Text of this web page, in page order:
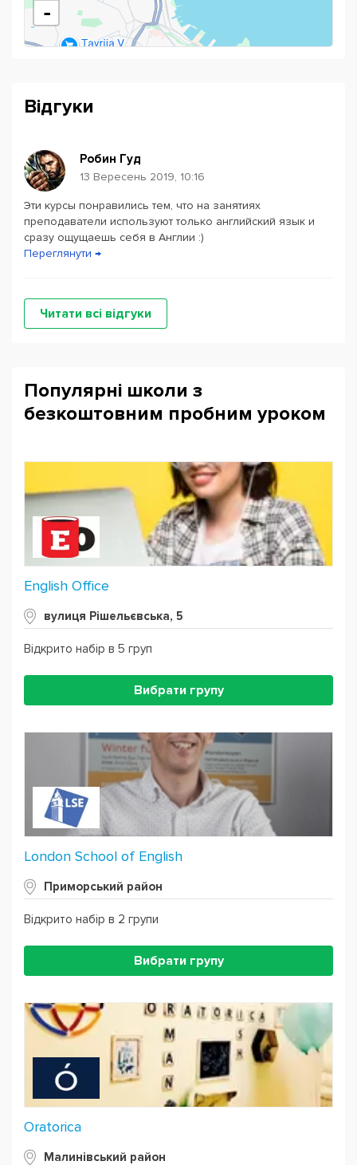
-
Powered byLeaflet— © Google 2026
Відгуки
Робин Гуд
13 Вересень 2019, 10:16
Эти курсы понравились тем, что на занятиях
преподаватели используют только английский язык и
сразу ощущаешь себя в Англии :)
Переглянути →
Читати всі відгуки
Популярні школи з
безкоштовним пробним уроком
English Office
вулиця Рішельєвська, 5
Відкрито набір в 5 груп
Вибрати групу
London School of English
Приморський район
Відкрито набір в 2 групи
Вибрати групу
Oratorica
Малинівський район